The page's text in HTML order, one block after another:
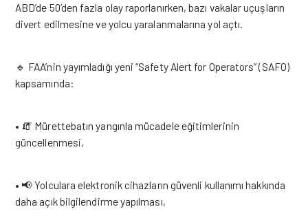
ABD’de 50’den fazla olay raporlanırken, bazı vakalar uçuşların
divert edilmesine ve yolcu yaralanmalarına yol açtı.
🔹 FAA’nin yayımladığı yeni “Safety Alert for Operators” (SAFO)
kapsamında:
• 🧯 Mürettebatın yangınla mücadele eğitimlerinin
güncellenmesi,
• 📢 Yolculara elektronik cihazların güvenli kullanımı hakkında
daha açık bilgilendirme yapılması,